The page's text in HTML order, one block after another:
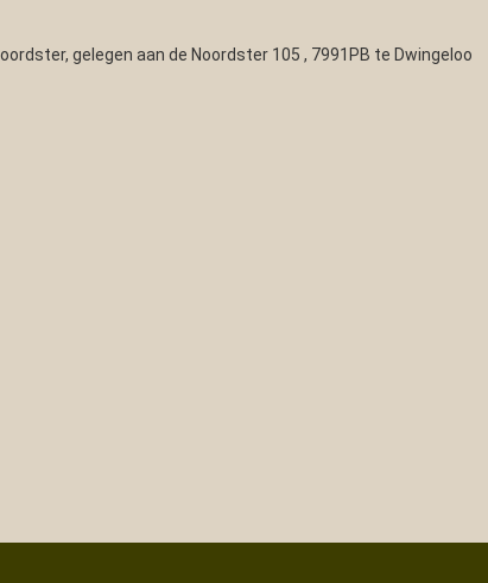
gelegen aan de Noordster 105 , 7991PB te Dwingeloo